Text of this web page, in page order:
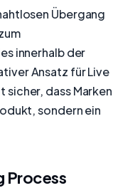
Übergang
innerhalb der
Ansatz für Live
sicher, dass Marken
sondern ein
Process